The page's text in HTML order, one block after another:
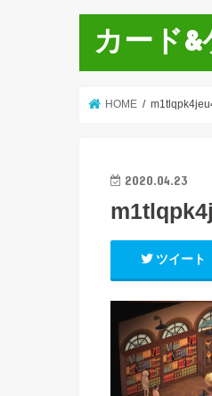
カード&
HOME
2020.04.23
ツイート